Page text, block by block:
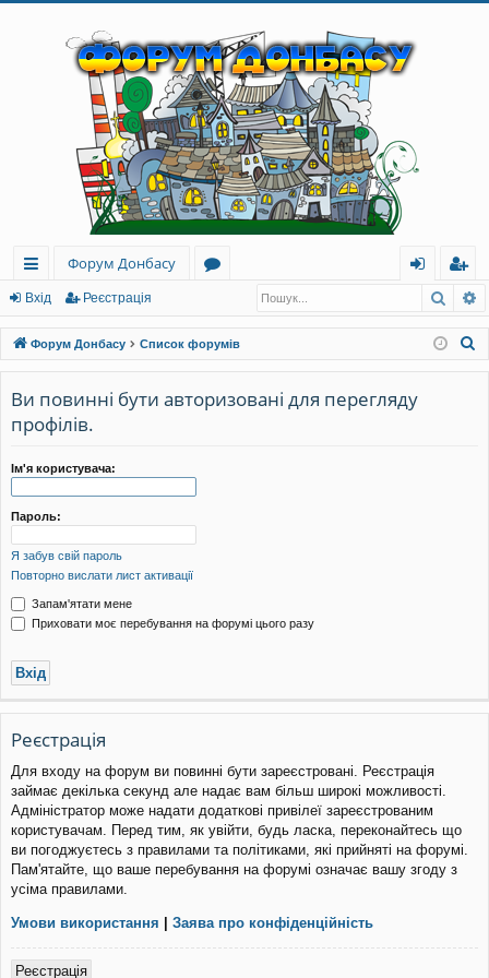
ви
дк
и
й
до
ст
уп
Форум Донбасу
ру
м
и
д
еє
ст
ра
Вхід Реєстрація
Форум Донбасу Список форумів
Ви повинні бути авторизовані для перегляду
профілів.
Ім'я користувача:
Пароль:
Я забув свій пароль
Повторно вислати лист активації
Запам'ятати мене
Приховати моє перебування на форумі цього разу
Реєстрація
Для входу на форум ви повинні бути зареєстровані. Реєстрація
займає декілька секунд але надає вам більш широкі можливості.
Адміністратор може надати додаткові привілеї зареєстрованим
користувачам. Перед тим, як увійти, будь ласка, переконайтесь що
ви погоджуєтесь з правилами та політиками, які прийняті на форумі.
Пам'ятайте, що ваше перебування на форумі означає вашу згоду з
усіма правилами.
Умови використання | Заява про конфіденційність
Реєстрація